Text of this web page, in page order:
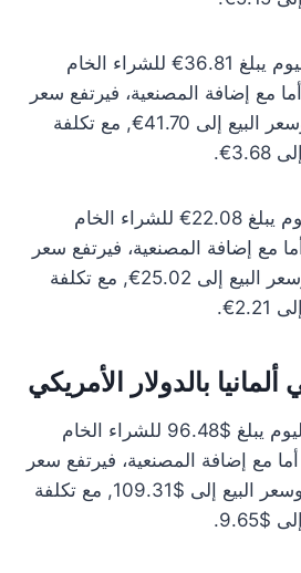
سعر الذهب عيار 10 اليوم يبلغ 36.81€ للشراء الخام
أما مع إضافة المصنعية، فيرتفع سعر
الشراء إلى 40.49€ وسعر البيع إلى 41.70€, مع تكلفة
سعر الذهب عيار 6 اليوم يبلغ 22.08€ للشراء الخام
أما مع إضافة المصنعية، فيرتفع سعر
الشراء إلى 24.29€ وسعر البيع إلى 25.02€, مع تكلفة
بالدولار الأمريكي
سعر الذهب عيار 24 اليوم يبلغ $96.48 للشراء الخام
أما مع إضافة المصنعية، فيرتفع سعر
الشراء إلى $106.13 وسعر البيع إلى $109.31, مع تكلفة